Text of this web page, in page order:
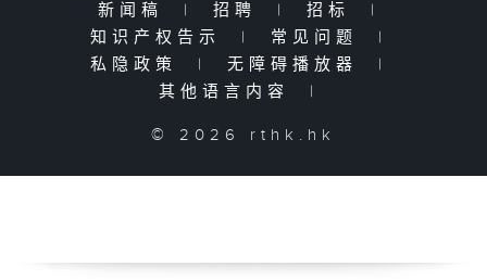
新闻稿 | 招聘 | 招标
|
知识产权告示
| 常见问题
|
私隐政策
| 无障碍播放器
|
其他语言内容
|
© 2026 rthk.hk